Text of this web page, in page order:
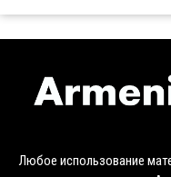
Любое использование